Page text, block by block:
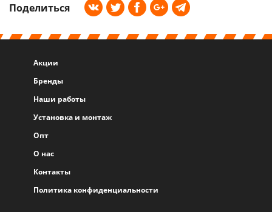
Поделиться
Акции
Бренды
Наши работы
Установка и монтаж
Опт
О нас
Контакты
Политика конфиденциальности